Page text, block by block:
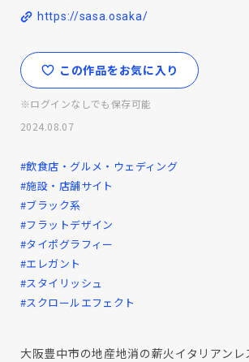
https://sasa.osaka/
この作品をお気に入り
※ログインなしでも保存可能
2024.08.07
#飲食店・グルメ・ウェディング
#施設・店舗サイト
#ブラック系
#フラットデザイン
#タイポグラフィー
#エレガント
#スタイリッシュ
#スクロールエフェクト
大阪豊中市の地産地消の薪火イタリアンレ